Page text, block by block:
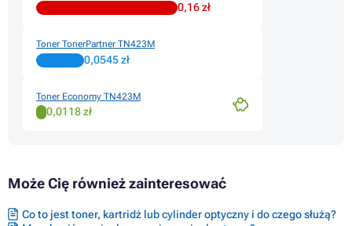
0,16 zł
Toner TonerPartner TN423M
0,0545 zł
Toner Economy TN423M
0,0118 zł
Może Cię również zainteresować
Co to jest toner, kartridż lub cylinder optyczny i do czego służą?